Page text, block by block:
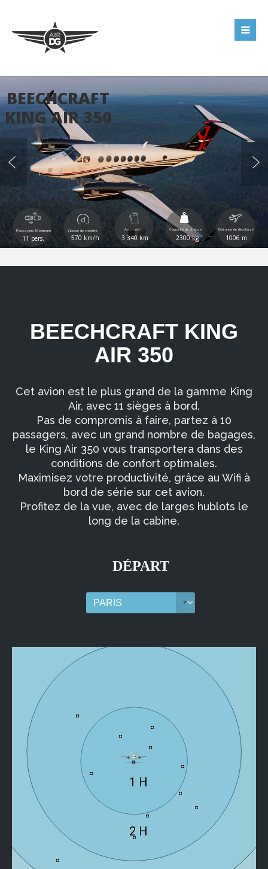
BEECHCRAFT
Passagers Maximum
11 pers.
Vitesse de croisière
570 km/h
Autonomie
3 340 km
Capacité de charge
2300 kg 1006 m
Distance de décollage
KING AIR 350
BEECHCRAFT KING
AIR 350
Cet avion est le plus grand de la gamme King
Air, avec 11 sièges à bord.
Pas de compromis à faire, partez à 10
passagers, avec un grand nombre de bagages,
le King Air 350 vous transportera dans des
conditions de confort optimales.
Maximisez votre productivité, grâce au Wifi à
bord de série sur cet avion.
Profitez de la vue, avec de larges hublots le
long de la cabine.
60 rue Jules Picard
95660 Champagne sur Oise
06 07 70 88 45
sdg@air-dg.com